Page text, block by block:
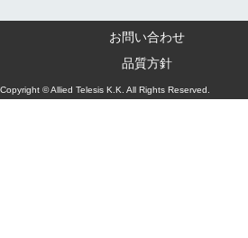
お問い合わせ
品質方針
Copyright © Allied Telesis K.K. All Rights Reserved.